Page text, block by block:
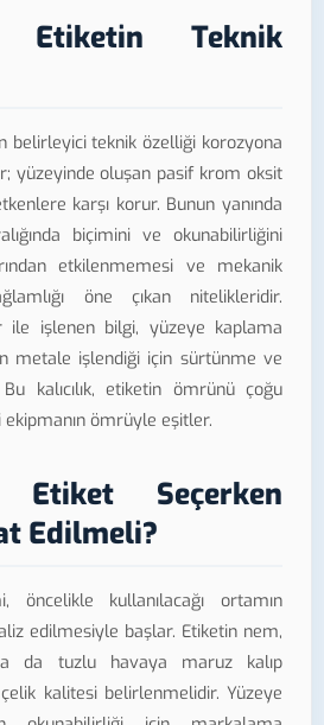
Etiketin Teknik
belirleyici teknik özelliği korozyona
yüzeyinde oluşan pasif krom oksit
karşı korur. Bunun yanında
biçimini ve okunabilirliğini
etkilenmemesi ve mekanik
öne çıkan nitelikleridir.
ile işlenen bilgi, yüzeye kaplama
metale işlendiği için sürtünme ve
kalıcılık, etiketin ömrünü çoğu
ömrüyle eşitler.
Etiket Seçerken
Edilmeli?
öncelikle kullanılacağı ortamın
edilmesiyle başlar. Etiketin nem,
da tuzlu havaya maruz kalıp
kalitesi belirlenmelidir. Yüzeye